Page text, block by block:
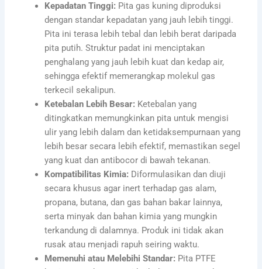
Kepadatan Tinggi: Pita gas kuning diproduksi
dengan standar kepadatan yang jauh lebih tinggi.
Pita ini terasa lebih tebal dan lebih berat daripada
pita putih. Struktur padat ini menciptakan
penghalang yang jauh lebih kuat dan kedap air,
sehingga efektif memerangkap molekul gas
terkecil sekalipun.
Ketebalan Lebih Besar: Ketebalan yang
ditingkatkan memungkinkan pita untuk mengisi
ulir yang lebih dalam dan ketidaksempurnaan yang
lebih besar secara lebih efektif, memastikan segel
yang kuat dan antibocor di bawah tekanan.
Kompatibilitas Kimia: Diformulasikan dan diuji
secara khusus agar inert terhadap gas alam,
propana, butana, dan gas bahan bakar lainnya,
serta minyak dan bahan kimia yang mungkin
terkandung di dalamnya. Produk ini tidak akan
rusak atau menjadi rapuh seiring waktu.
Memenuhi atau Melebihi Standar: Pita PTFE